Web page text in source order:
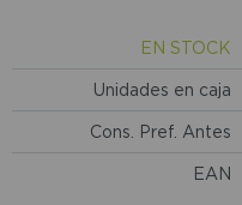
EN STOCK
Unidades en caja
Cons. Pref. Antes
EAN